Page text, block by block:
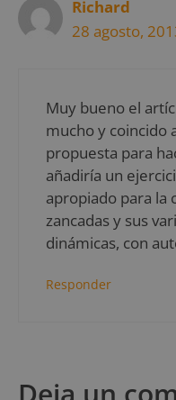
Richard
28 agosto,
Muy bueno el
mucho y coincido
propuesta para
añadiría un
apropiado para la
zancadas y sus
dinámicas, con
Responder